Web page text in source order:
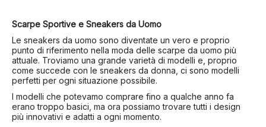
Scarpe Sportive e Sneakers da Uomo
Le sneakers da uomo sono diventate un vero e proprio
punto di riferimento nella moda delle scarpe da uomo più
attuale. Troviamo una grande varietà di modelli e, proprio
come succede con le sneakers da donna, ci sono modelli
perfetti per ogni situazione possibile.
I modelli che potevamo comprare fino a qualche anno fa
erano troppo basici, ma ora possiamo trovare tutti i design
più innovativi e adatti a ogni momento.